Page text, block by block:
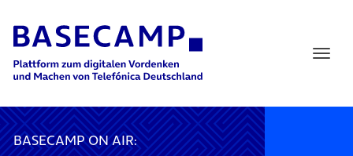
Main Navigation
BASECAMP ON AIR: